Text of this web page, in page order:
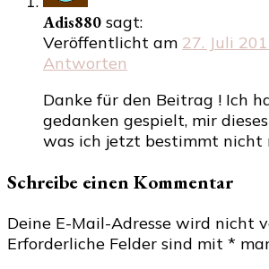
Adis880 sagt:
Veröffentlicht am 27. Juli
Antworten
Danke für den Beitrag ! Ich
gedanken gespielt, mir
was ich jetzt bestimmt nicht
Schreibe einen Kommentar
Deine E-Mail-Adresse wird nicht
Erforderliche Felder sind mit *